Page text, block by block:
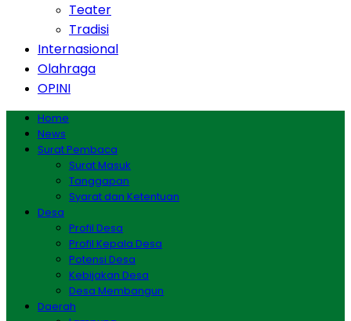
Teater
Tradisi
Internasional
Olahraga
OPINI
Home
News
Surat Pembaca
Surat Masuk
Tanggapan
Syarat dan Ketentuan
Desa
Profil Desa
Profil Kepala Desa
Potensi Desa
Kebijakan Desa
Desa Membangun
Daerah